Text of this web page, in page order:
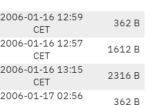
2006-01-16 12:59
CET
362 B
2006-01-16 12:57
CET
1612 B
2006-01-16 13:15
CET
2316 B
2006-01-17 02:56
362 B